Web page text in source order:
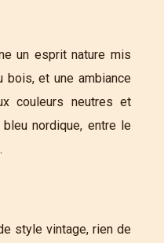
un esprit nature mis
bois, et une ambiance
couleurs neutres et
nordique, entre le
style vintage, rien de